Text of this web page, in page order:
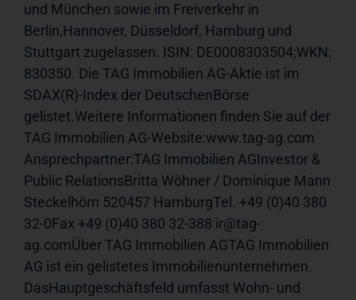
und München sowie im Freiverkehr in
Berlin,Hannover, Düsseldorf, Hamburg und
Stuttgart zugelassen. ISIN: DE0008303504;WKN:
830350. Die TAG Immobilien AG-Aktie ist im
SDAX(R)-Index der DeutschenBörse
gelistet.Weitere Informationen finden Sie auf der
TAG Immobilien AG-Website:www.tag-ag.com
Ansprechpartner:TAG Immobilien AGInvestor &
Public RelationsBritta Wöhner / Dominique Mann
Steckelhörn 520457 HamburgTel. +49 (0)40 380
32-0Fax +49 (0)40 380 32-388 ir@tag-
ag.comÜber TAG Immobilien AGTAG Immobilien
AG ist ein gelistetes Immobilienunternehmen.
DasHauptgeschäftsfeld umfasst Wohn- und